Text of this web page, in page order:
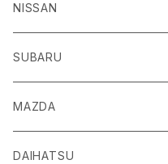
H24/4～R3/8 ZN6
GR86
R3/10～ ZN8
ｂＢ
H17/12～H28/8 20系
ｂZ４X
R4/5~ XEAM10/11/15・YEAM15
Ｃ-ＨＲ
ＣＴ
H23/1～R4/11
ＥＳ
H30/10～
ＧＳ
H24/1～R2/7
ＨＳ
NISSAN
ＡＤ
H18/12～ Y12
ＧＴ－Ｒ
H19/12～ R35
ＮＴ１００クリッパートラック
SUBARU
ＢＲＺ
H24/3～R3/8 ZC6
ＷＲＸ Ｓ４/ＳＴＩ
MAZDA
ＣＸ－３
DAIHATSU